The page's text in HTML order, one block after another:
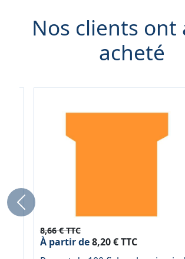
Nos clients ont
acheté
8,66 € TTC
À partir de8,20 € TTC
Previous